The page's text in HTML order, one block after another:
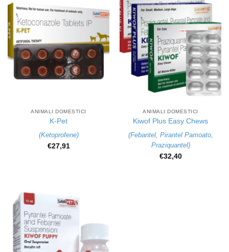
ANIMALI DOMESTICI
K-Pet
(Ketoprofene)
€27,91
ANIMALI DOMESTICI
Kiwof Plus Easy Chews
(Febantel, Pirantel Pamoato,
Praziquantel)
€32,40